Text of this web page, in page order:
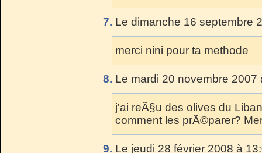
7. Le dimanche 16 septembre
merci nini pour ta methode
8. Le mardi 20 novembre
j'ai reÃ§u des olives du
comment les prÃ©parer?
9. Le jeudi 28 février 2008 à